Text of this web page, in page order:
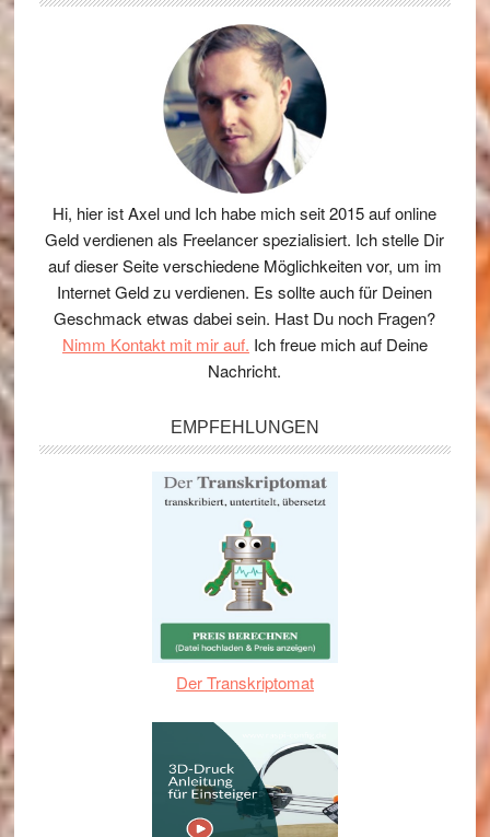
Hi, hier ist Axel und Ich habe mich seit 2015 auf online
Geld verdienen als Freelancer spezialisiert. Ich stelle Dir
auf dieser Seite verschiedene Möglichkeiten vor, um im
Internet Geld zu verdienen. Es sollte auch für Deinen
Geschmack etwas dabei sein. Hast Du noch Fragen?
Nimm Kontakt mit mir auf. Ich freue mich auf Deine
Nachricht.
EMPFEHLUNGEN
Der Transkriptomat